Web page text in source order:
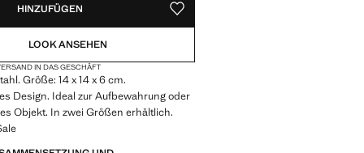
HINZUFÜGEN ALS FAVORIT SPEICHERN
LOOK ANSEHEN
IN DAS GESCHÄFT
Größe: 14 x 14 x 6 cm.
Design. Ideal zur Aufbewahrung oder
Objekt. In zwei Größen erhältlich.